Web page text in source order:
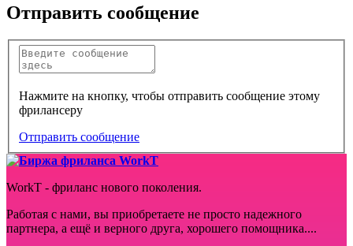
Отправить сообщение
Нажмите на кнопку, чтобы отправить сообщение этому
фрилансеру
Отправить сообщение
WorkT - фриланс нового поколения.
Работая с нами, вы приобретаете не просто надежного
партнера, а ещё и верного друга, хорошего помощника....